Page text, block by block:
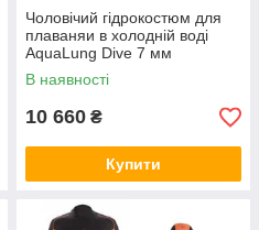
Чоловічий гідрокостюм для
плаваняи в холодній воді
AquaLung Dive 7 мм
В наявності
10 660 ₴
Купити